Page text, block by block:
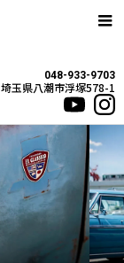
048-933-9703
埼玉県八潮市浮塚578-1